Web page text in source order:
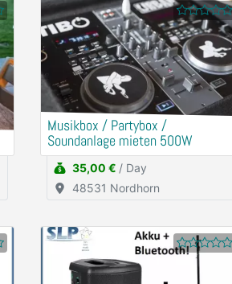
Musikbox / Partybox /
Soundanlage mieten 500W
35,00 € / Day
48531 Nordhorn